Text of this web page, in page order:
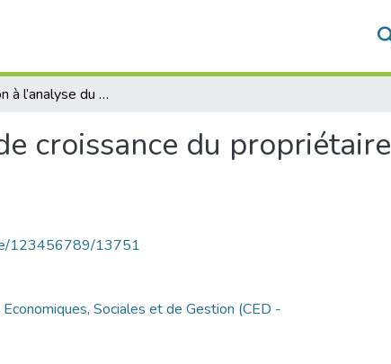
Contribution à l’analyse du processus de croissance du propriétaire dirigeant
croissance du propriétaire
123456789/13751
Economiques, Sociales et de Gestion (CED -